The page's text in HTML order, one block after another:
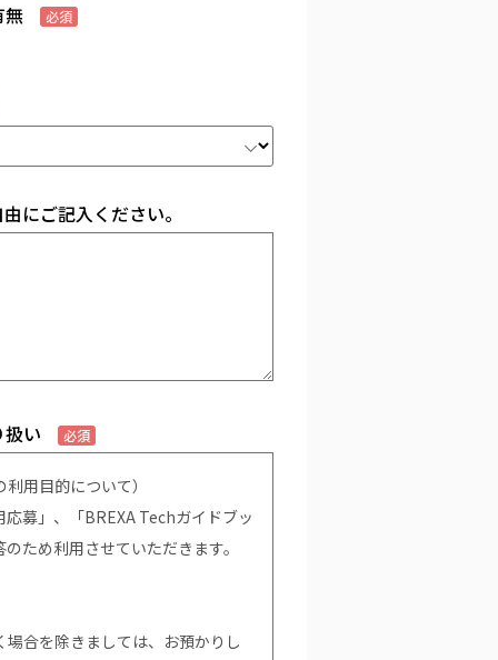
無 必須
にご記入ください。
い 必須
用目的について）
応募」、「BREXA Techガイドブッ
ため利用させていただきます。
合を除きましては、お預かりし